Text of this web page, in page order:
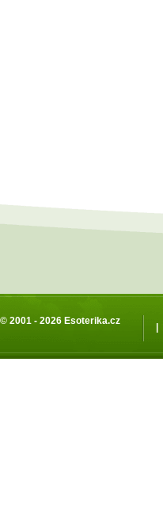
© 2001 - 2026 Esoterika.cz
|